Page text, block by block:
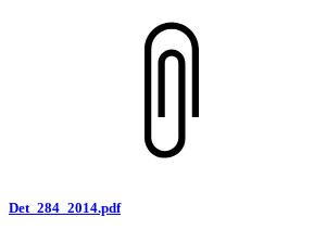
Det_284_2014.pdf